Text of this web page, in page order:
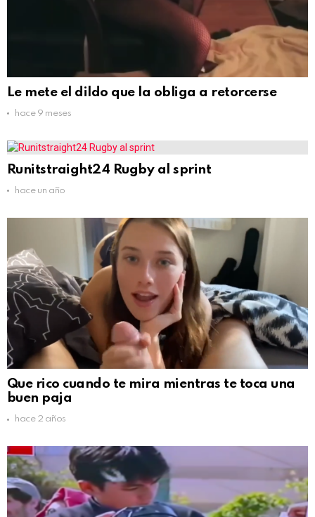
Le mete el dildo que la obliga a retorcerse
hace 9 meses
Runitstraight24 Rugby al sprint
hace un año
Que rico cuando te mira mientras te toca una
buen paja
hace 2 años